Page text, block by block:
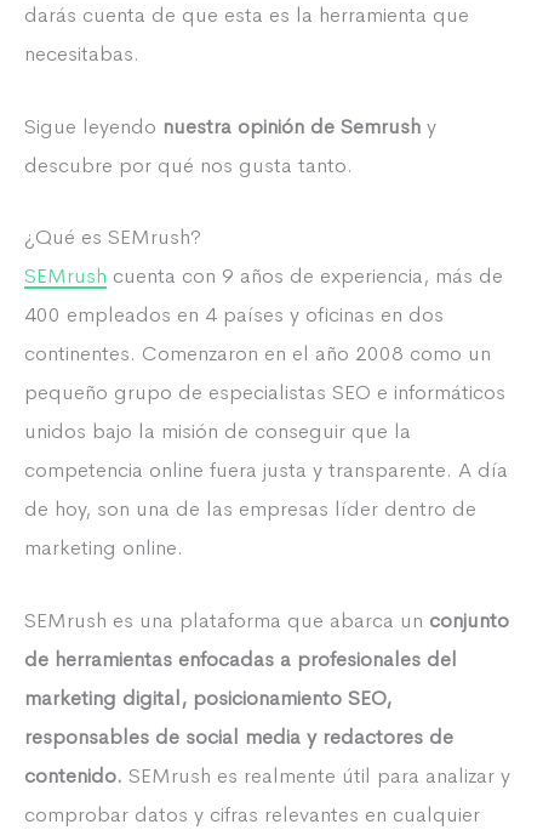
darás cuenta de que esta es la herramienta que
necesitabas.
Sigue leyendo nuestra opinión de Semrush y
descubre por qué nos gusta tanto.
¿Qué es SEMrush?
SEMrush cuenta con 9 años de experiencia, más de
400 empleados en 4 países y oficinas en dos
continentes. Comenzaron en el año 2008 como un
pequeño grupo de especialistas SEO e informáticos
unidos bajo la misión de conseguir que la
competencia online fuera justa y transparente. A día
de hoy, son una de las empresas líder dentro de
marketing online.
SEMrush es una plataforma que abarca un conjunto
de herramientas enfocadas a profesionales del
marketing digital, posicionamiento SEO,
responsables de social media y redactores de
contenido. SEMrush es realmente útil para analizar y
comprobar datos y cifras relevantes en cualquier